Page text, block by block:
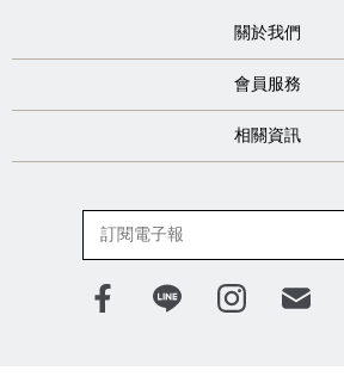
關於我們
會員服務
相關資訊